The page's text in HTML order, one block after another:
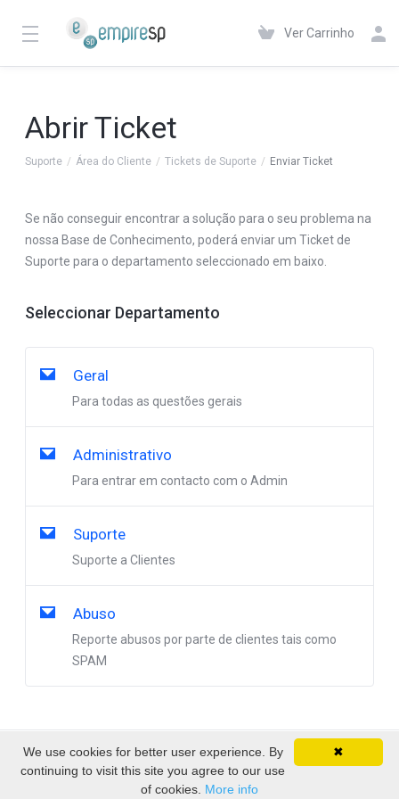
Ver Carrinho
Abrir Ticket
Suporte Área do Cliente Tickets de Suporte Enviar Ticket
Se não conseguir encontrar a solução para o seu problema na
nossa Base de Conhecimento, poderá enviar um Ticket de
Suporte para o departamento seleccionado em baixo.
Seleccionar Departamento
Geral
Para todas as questões gerais
Administrativo
Para entrar em contacto com o Admin
Suporte
Suporte a Clientes
Abuso
Reporte abusos por parte de clientes tais como
SPAM
Direitos autorais © 2026 EmpireSP - Serviços de
Alojamento. Todos os direitos reservados.
✖
We use cookies for better user experience. By
continuing to visit this site you agree to our use
of cookies. More info